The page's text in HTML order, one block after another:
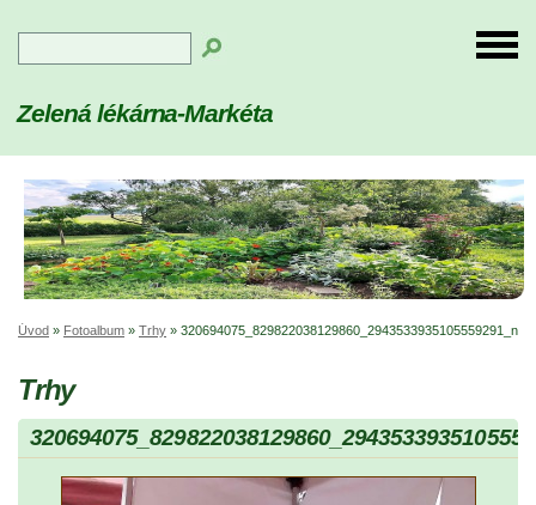
Zelená lékárna-Markéta
Úvod » Fotoalbum » Trhy » 320694075_829822038129860_2943533935105559291_n
Trhy